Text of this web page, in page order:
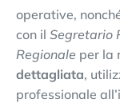
operative,
con il Segretario
Regionale per la
dettagliata,
professionale